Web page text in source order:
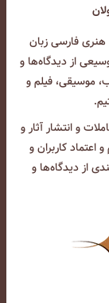
هنری فارسی زبان
از دیدگاه‌ها و
موسیقی، فیلم و
و انتشار آثار و
اعتماد کاربران و
از دیدگاه‌ها و